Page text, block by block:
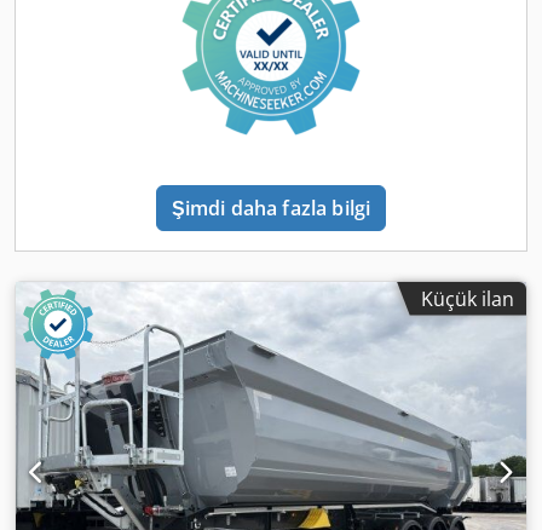
Şimdi daha fazla bilgi
Küçük ilan